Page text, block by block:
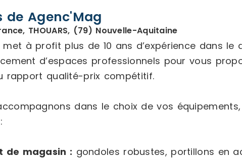
de Agenc'Mag
THOUARS, (79) Nouvelle-Aquitaine
met à profit plus de 10 ans d’expérience dans le
d’espaces professionnels pour vous
rapport qualité-prix compétitif.
dans le choix de vos
de magasin : gondoles robustes, portillons en